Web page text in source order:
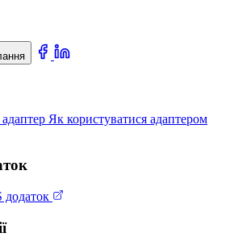
Як користуватися адаптером
додаток